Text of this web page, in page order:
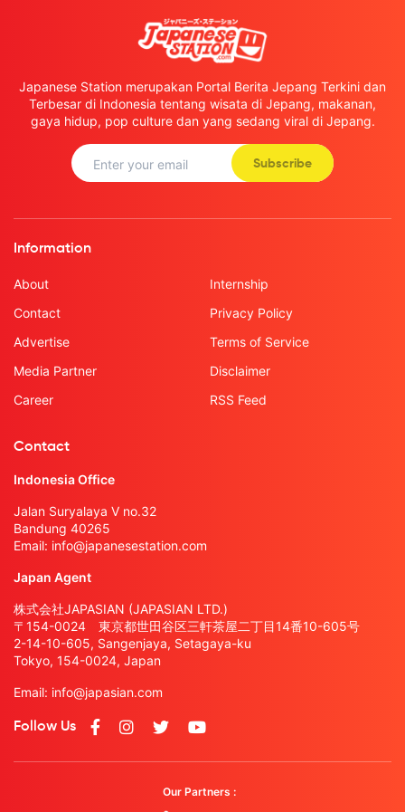
Japanese Station merupakan Portal Berita Jepang Terkini dan
Terbesar di Indonesia tentang wisata di Jepang, makanan,
gaya hidup, pop culture dan yang sedang viral di Jepang.
Subscribe
Information
About
Contact
Advertise
Media Partner
Career
Internship
Privacy Policy
Terms of Service
Disclaimer
RSS Feed
Contact
Indonesia Office
Jalan Suryalaya V no.32
Bandung 40265
Email: info@japanesestation.com
Japan Agent
株式会社JAPASIAN (JAPASIAN LTD.)
〒154-0024 東京都世田谷区三軒茶屋二丁目14番10-605号
2-14-10-605, Sangenjaya, Setagaya-ku
Tokyo, 154-0024, Japan
Email: info@japasian.com
Follow Us
Our Partners :